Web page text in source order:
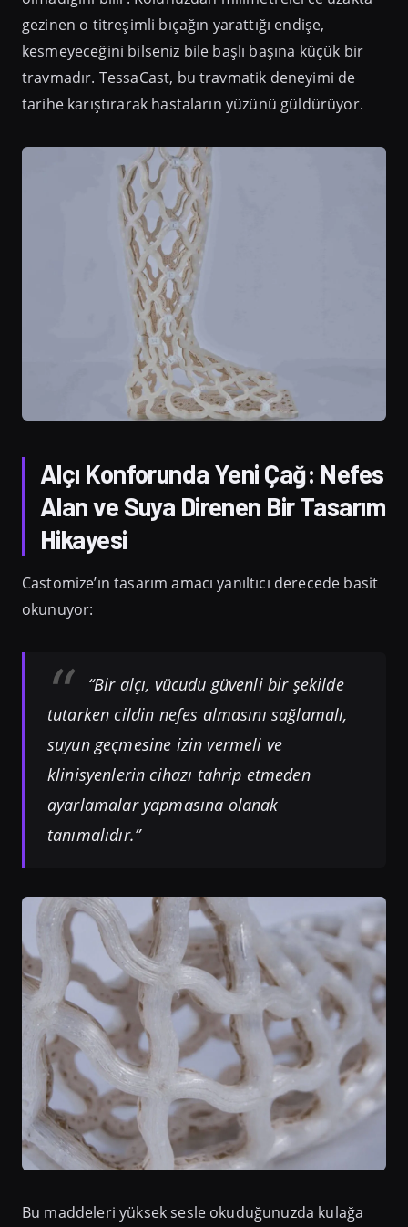
gezinen o titreşimli bıçağın yarattığı endişe,
kesmeyeceğini bilseniz bile başlı başına küçük bir
travmadır. TessaCast, bu travmatik deneyimi de
tarihe karıştırarak hastaların yüzünü güldürüyor.
Alçı Konforunda Yeni Çağ: Nefes
Alan ve Suya Direnen Bir Tasarım
Hikayesi
Castomize’ın tasarım amacı yanıltıcı derecede basit
okunuyor:
“Bir alçı, vücudu güvenli bir şekilde
tutarken cildin nefes almasını sağlamalı,
suyun geçmesine izin vermeli ve
klinisyenlerin cihazı tahrip etmeden
ayarlamalar yapmasına olanak
tanımalıdır.”
Bu maddeleri yüksek sesle okuduğunuzda kulağa